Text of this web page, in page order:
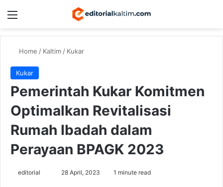
Menu
Home / Kaltim/ Kukar
Kukar
Pemerintah Kukar Komitmen
Optimalkan Revitalisasi
Rumah Ibadah dalam
Perayaan BPAGK 2023
editorial 28 April, 2023 1 minute read